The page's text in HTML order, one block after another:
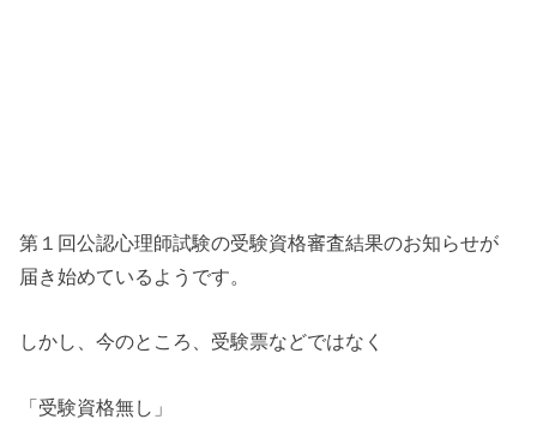
第１回公認心理師試験の受験資格審査結果のお知らせが
届き始めているようです。
しかし、今のところ、受験票などではなく
「受験資格無し」